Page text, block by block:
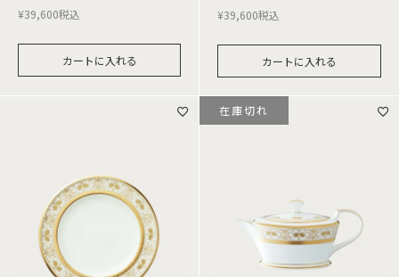
¥39,600税込
カートに入れる
¥39,600税込
カートに入れる
在庫切れ